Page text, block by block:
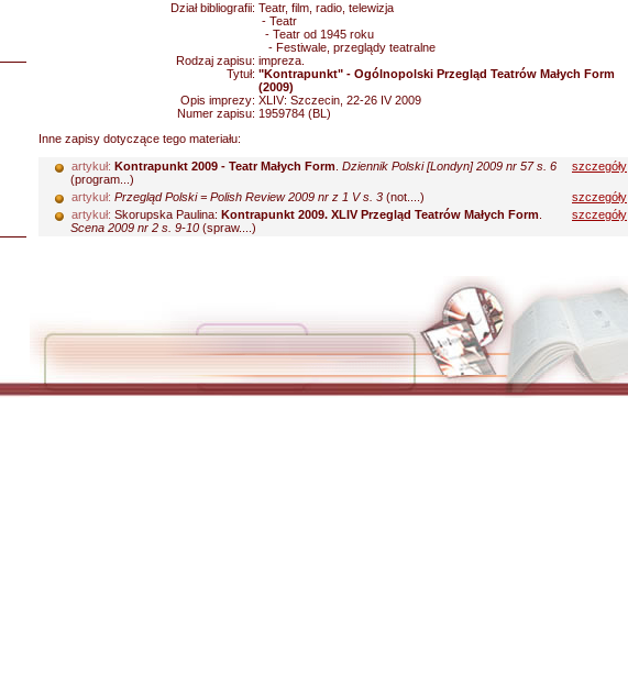
Dział bibliografii: Teatr, film, radio, telewizja
- Teatr
- Teatr od 1945 roku
- Festiwale, przeglądy teatralne
Rodzaj zapisu: impreza.
Tytuł: "Kontrapunkt" - Ogólnopolski Przegląd Teatrów Małych Form
(2009)
Opis imprezy: XLIV: Szczecin, 22-26 IV 2009
Numer zapisu: 1959784 (BL)
Inne zapisy dotyczące tego materiału:
artykuł: Kontrapunkt 2009 - Teatr Małych Form Dziennik Polski [Londyn] 2009 nr 57 s. 6
(program...)
szczegóły
artykuł: Przegląd Polski = Polish Review 2009 nr z 1 V s. 3 (not....)
szczegóły
artykuł: Skorupska Paulina: Kontrapunkt 2009. XLIV Przegląd Teatrów Małych Form
Scena 2009 nr 2 s. 9-10 (spraw....)
szczegóły